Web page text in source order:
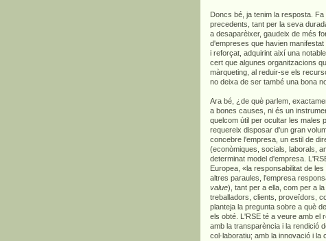
Doncs bé, ja tenim la resposta.
precedents, tant per la seva
a desaparèixer, gaudeix de més
d'empreses que havien
i reforçat, adquirint així una
cert que algunes organitzacions
màrqueting, al reduir-se els
no deixa de ser també una bona
Ara bé, ¿de què parlem,
a bones causes, ni és un
quelcom útil per ocultar les males
requereix disposar d'un gran
concebre l'empresa, un estil de
(econòmiques, socials, laborals,
determinat model d'empresa.
Europea, «la responsabilitat de
altres paraules, l'empresa
value), tant per a ella, com per a
treballadors, clients, proveïdors,
planteja la pregunta sobre a què
els obté. L'RSE té a veure amb el
amb la transparència i la rendició
col·laboratiu; amb la innovació i